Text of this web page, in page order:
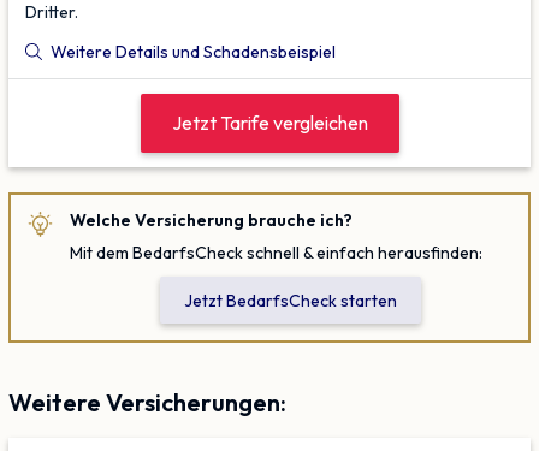
Dritter.
Weitere Details und Schadensbeispiel
Jetzt Tarife vergleichen
Welche Versicherung brauche ich?
Mit dem BedarfsCheck schnell & einfach herausfinden:
Jetzt BedarfsCheck starten
Weitere Versicherungen: